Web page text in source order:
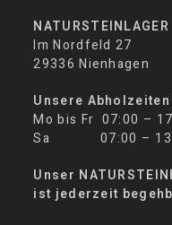
NATURSTEINLAGER
Im Nordfeld 27
29336 Nienhagen
Unsere
Mo bis Fr 07:00 –
Sa 07:00 –
Unser
ist jederzeit